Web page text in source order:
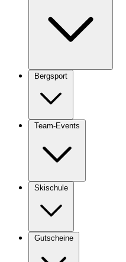
Bergsport
Team-Events
Skischule
Gutscheine